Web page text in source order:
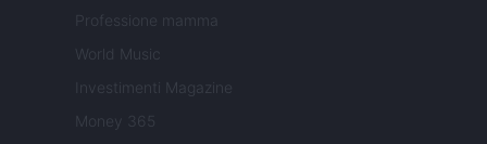
Professione mamma
World Music
Investimenti Magazine
Money 365